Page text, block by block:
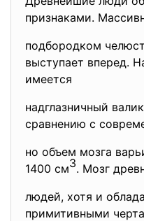
признаками.
подбородком
выступает вперед.
имеется
надглазничный
сравнению с
но объем мозга
1400 см3. Мозг
людей, хотя и
примитивными